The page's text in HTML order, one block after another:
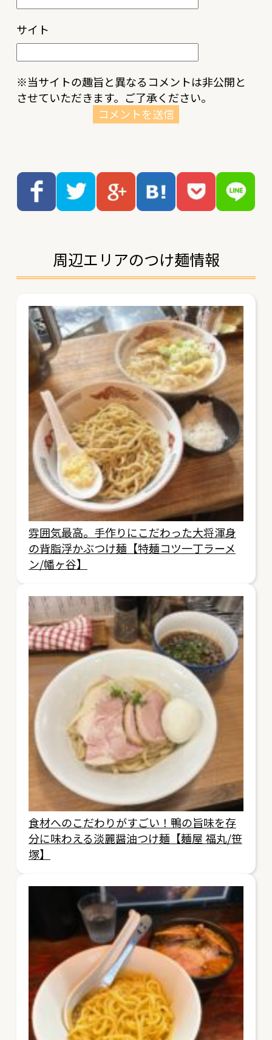
サイト
※当サイトの趣旨と異なるコメントは非公開と
させていただきます。ご了承ください。
周辺エリアのつけ麺情報
雰囲気最高。手作りにこだわった大将渾身
の背脂浮かぶつけ麺【特麺コツ一丁ラーメ
ン/幡ヶ谷】
食材へのこだわりがすごい！鴨の旨味を存
分に味わえる淡麗醤油つけ麺【麺屋 福丸/笹
塚】